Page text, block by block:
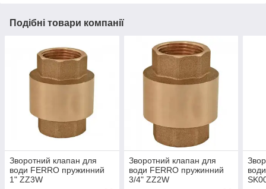
Подібні товари компанії
Зворотний клапан для
води FERRO пружинний
1" ZZ3W
Зворотний клапан для
води FERRO пружинний
3/4" ZZ2W